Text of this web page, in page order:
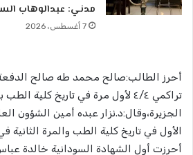
مدني: عبدالوهاب
7 أغسطس، 2026
تراكمي ٤/٤ لأول مرة في تاريخ كلية
الجزيرة،وقال:د.نزار عبده أمين الشؤون
الأول في تاريخ كلية الطب والمرة الثانية
أحرزت أول الشهادة السودانية خالدة